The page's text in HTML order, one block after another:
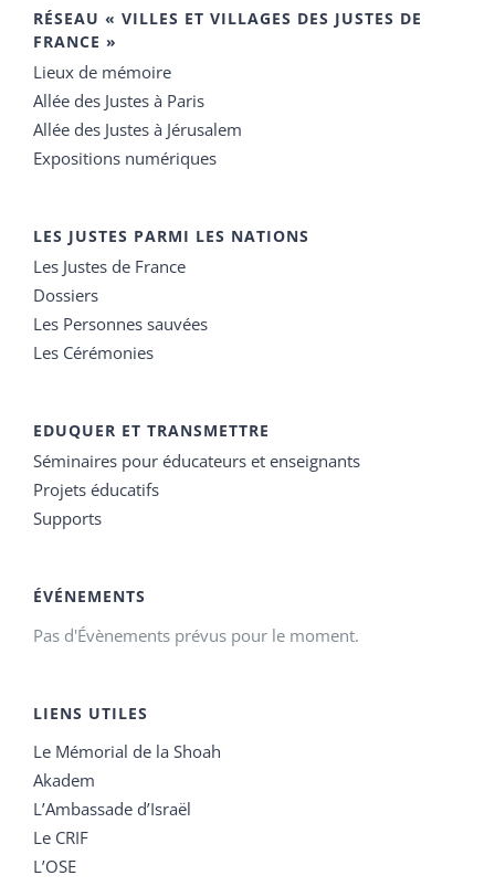
RÉSEAU « VILLES ET VILLAGES DES JUSTES DE
FRANCE »
Lieux de mémoire
Allée des Justes à Paris
Allée des Justes à Jérusalem
Expositions numériques
LES JUSTES PARMI LES NATIONS
Les Justes de France
Dossiers
Les Personnes sauvées
Les Cérémonies
EDUQUER ET TRANSMETTRE
Séminaires pour éducateurs et enseignants
Projets éducatifs
Supports
ÉVÉNEMENTS
Pas d'Évènements prévus pour le moment.
LIENS UTILES
Le Mémorial de la Shoah
Akadem
L’Ambassade d’Israël
Le CRIF
L’OSE